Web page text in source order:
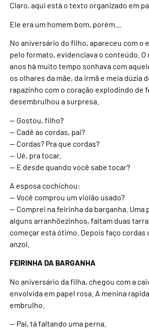
Claro, aqui está o texto organizado em
Ele era um homem bom, porém…
No aniversário do filho, apareceu com o
pelo formato, evidenciava o conteúdo. O
anos há muito tempo sonhava com
os olhares da mãe, da irmã e meia dúzia
rapazinho com o coração explodindo de
desembrulhou a surpresa.
— Gostou, filho?
— Cadê as cordas, pai?
— Cordas? Pra que cordas?
— Ué, pra tocar.
— E desde quando você sabe tocar?
A esposa cochichou:
— Você comprou um violão usado?
— Comprei na feirinha da barganha. Uma
alguns arranhõezinhos, faltam duas
começar está ótimo. Depois faço cordas
anzol.
FEIRINHA DA BARGANHA
No aniversário da filha, chegou com a
envolvida em papel rosa. A menina
embrulho.
— Pai, tá faltando uma perna.